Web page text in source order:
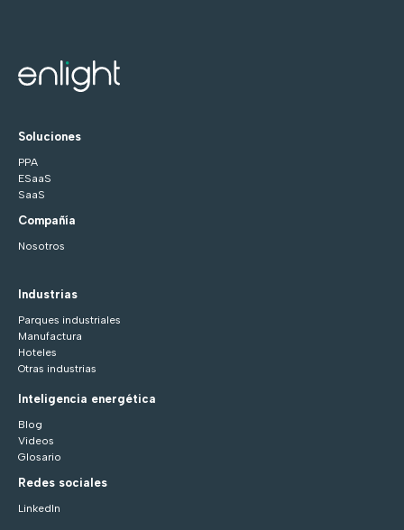
Soluciones
PPA
ESaaS
SaaS
Compañía
Nosotros
Industrias
Parques industriales
Manufactura
Hoteles
Otras industrias
Inteligencia energética
Blog
Videos
Glosario
Redes sociales
LinkedIn